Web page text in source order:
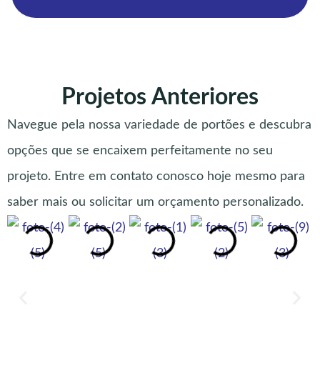
Projetos Anteriores
Navegue pela nossa variedade de portões e descubra
opções que se encaixem perfeitamente no seu
projeto. Entre em contato conosco hoje mesmo para
saber mais ou solicitar um orçamento personalizado.